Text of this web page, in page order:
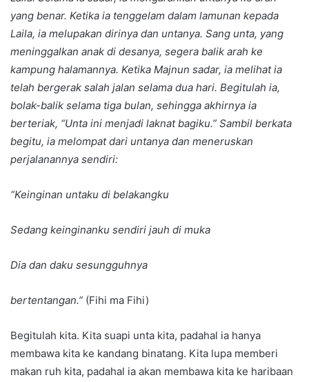
yang benar. Ketika ia tenggelam dalam lamunan kepada
Laila, ia melupakan dirinya dan untanya. Sang unta, yang
meninggalkan anak di desanya, segera balik arah ke
kampung halamannya. Ketika Majnun sadar, ia melihat ia
telah bergerak salah jalan selama dua hari. Begitulah ia,
bolak-balik selama tiga bulan, sehingga akhirnya ia
berteriak, “Unta ini menjadi laknat bagiku.” Sambil berkata
begitu, ia melompat dari untanya dan meneruskan
perjalanannya sendiri:
“Keinginan untaku di belakangku
Sedang keinginanku sendiri jauh di muka
Dia dan daku sesungguhnya
bertentangan.” (Fihi ma Fihi)
Begitulah kita. Kita suapi unta kita, padahal ia hanya
membawa kita ke kandang binatang. Kita lupa memberi
makan ruh kita, padahal ia akan membawa kita ke haribaan